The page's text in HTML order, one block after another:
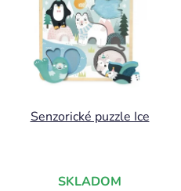
Senzorické puzzle Ice
SKLADOM